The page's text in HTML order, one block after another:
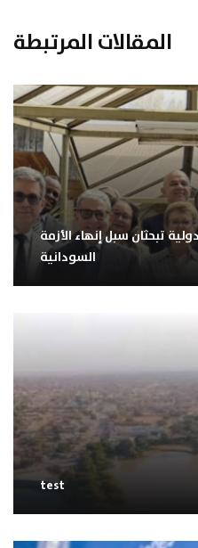
المقالات المرتبطة
تبحثان سبل إنهاء الأزمة
السودانية
test